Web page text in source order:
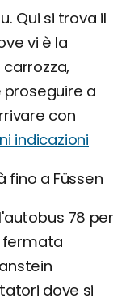
Qui si trova il
vi è la
a
con
indicazioni
fino a Füssen
78 per
fermata
dove si